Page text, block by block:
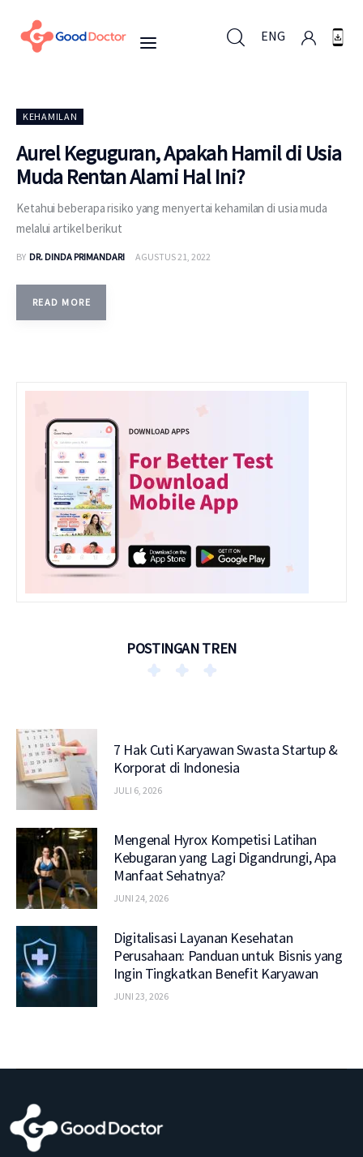
ENG
Untuk Bisnis
Untuk Anda
Mengapa Good Doctor
Berita
KEHAMILAN
Aurel Keguguran, Apakah Hamil di Usia
Muda Rentan Alami Hal Ini?
Ketahui beberapa risiko yang menyertai kehamilan di usia muda
melalui artikel berikut
BY DR. DINDA PRIMANDARI AGUSTUS 21, 2022
READ MORE
POSTINGAN TREN
7 Hak Cuti Karyawan Swasta Startup &
Korporat di Indonesia
JULI 6, 2026
Mengenal Hyrox Kompetisi Latihan
Kebugaran yang Lagi Digandrungi, Apa
Manfaat Sehatnya?
JUNI 24, 2026
Digitalisasi Layanan Kesehatan
Perusahaan: Panduan untuk Bisnis yang
Ingin Tingkatkan Benefit Karyawan
JUNI 23, 2026